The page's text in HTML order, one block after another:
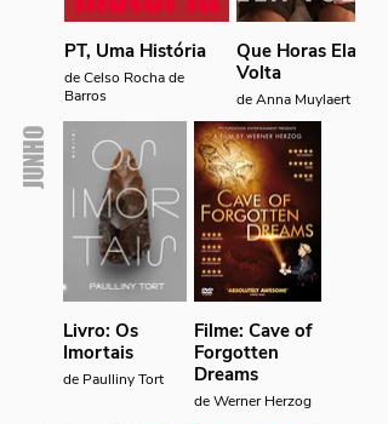
PT, Uma História
de Celso Rocha de
Barros
Que Horas Ela
Volta
de Anna Muylaert
JUNHO
Livro: Os
Imortais
de Paulliny Tort
Filme: Cave of
Forgotten
Dreams
de Werner Herzog